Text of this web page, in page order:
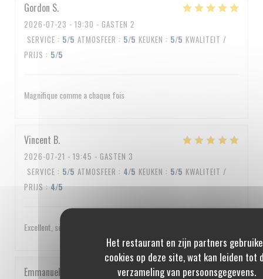
Het restaurant en zijn partners
cookies op deze site, wat kan leiden tot
verzameling van persoonsgegevens.
Gordon S
2026-07-23 - 19:30 - GASTEN 2
SERVICE : 5/5 ATMOSFEER : 5/5 KEUKEN : 5/5 KWALITEIT /
PRIJS : 5/5
Magnifique comme a chaque fois
Vincent B
2026-07-21 - 19:45 - GASTEN 3
SERVICE : 5/5 ATMOSFEER : 4/5 KEUKEN : 5/5 KWALITEIT /
PRIJS : 4/5
Excellent, service impeccable, un peu cher quand même
Emmanuel